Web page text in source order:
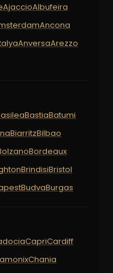
AjaccioAlbufeira
Ancona
AnversaArezzo
BastiaBatumi
BiarritzBilbao
Bordeaux
BrindisiBristol
BudvaBurgas
CapriCardiff
Chania